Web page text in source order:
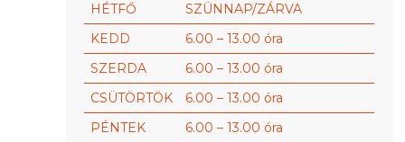
HÉTFŐ
SZÜNNAP/ZÁRVA
KEDD
6.00 – 13.00 óra
SZERDA
6.00 – 13.00 óra
CSÜTÖRTÖK
6.00 – 13.00 óra
PÉNTEK
6.00 – 13.00 óra